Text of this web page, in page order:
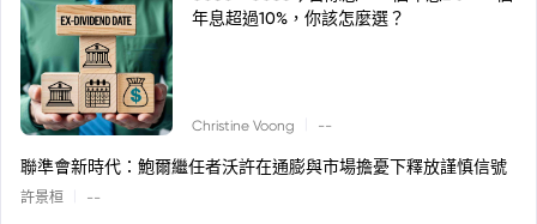
年息超過10%，你該怎麼選？
Christine Voong --
聯準會新時代：鮑爾繼任者沃許在通膨與市場擔憂下釋放謹慎信號
許景桓 --